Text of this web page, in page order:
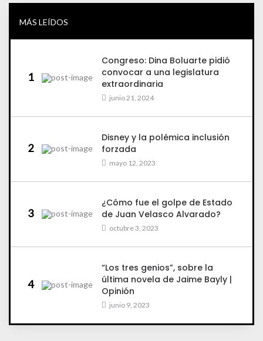
MÁS LEÍDOS
1
Congreso: Dina Boluarte pidió
convocar a una legislatura
extraordinaria
junio 21, 2024
2
Disney y la polémica inclusión
forzada
mayo 12, 2023
3
¿Cómo fue el golpe de Estado
de Juan Velasco Alvarado?
octubre 3, 2023
4
“Los tres genios”, sobre la
última novela de Jaime Bayly |
Opinión
junio 9, 2023